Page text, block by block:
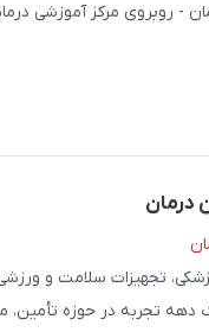
- روبروی مرکز آموزشی
درمان
تجهیزات سلامت و
دهه تجربه در حوزه